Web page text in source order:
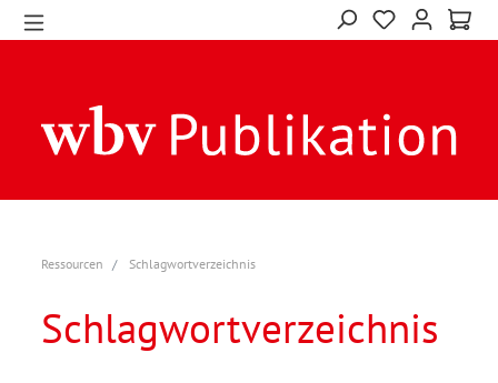
Ressourcen Schlagwortverzeichnis
Schlagwortverzeichnis